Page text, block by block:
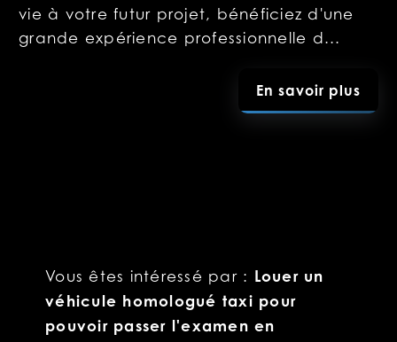
vie à votre futur projet, bénéficiez d'une
grande expérience professionnelle d...
En savoir plus
Vous êtes intéressé par : Louer un
véhicule homologué taxi pour
pouvoir passer l'examen en